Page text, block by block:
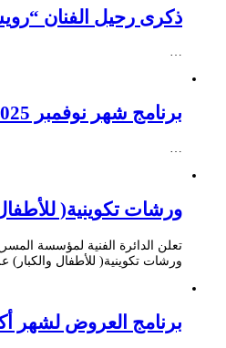
ذكرى رحيل الفنان
…
برنامج شهر نوفمبر 2025
ورشات تكوينية(
تعلن الدائرة الفنية لمؤسسة
ورشات تكوينية( للأطفال والكبار)
برنامج العروض لشهر أكتوبر